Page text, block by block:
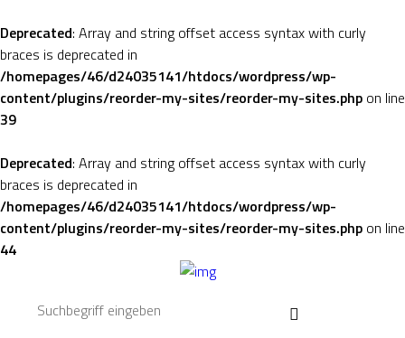
Deprecated: Array and string offset access syntax with curly
braces is deprecated in
/homepages/46/d24035141/htdocs/wordpress/wp-
content/plugins/reorder-my-sites/reorder-my-sites.php on line
39
Deprecated: Array and string offset access syntax with curly
braces is deprecated in
/homepages/46/d24035141/htdocs/wordpress/wp-
content/plugins/reorder-my-sites/reorder-my-sites.php on line
44